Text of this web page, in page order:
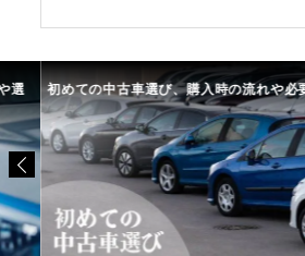
選 初めての中古車選び、購入時の流れや必